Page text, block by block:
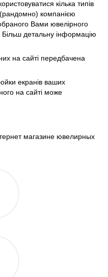
кілька типів
(рандомно) компанією
Вами ювелірного
Більш детальну інформацію
на сайті передбачена
екранів ваших
на сайті може